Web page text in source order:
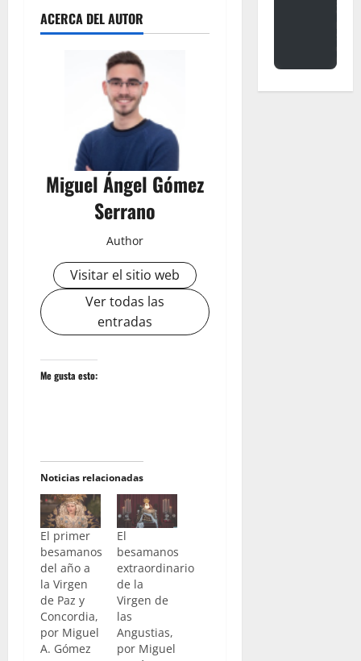
ACERCA DEL AUTOR
Miguel Ángel Gómez
Serrano
Author
Visitar el sitio web
Ver todas las
entradas
Me gusta esto:
Noticias relacionadas
El primer
besamanos
del año a
la Virgen
de Paz y
Concordia,
por Miguel
A. Gómez
El
besamanos
extraordinario
de la
Virgen de
las
Angustias,
por Miguel